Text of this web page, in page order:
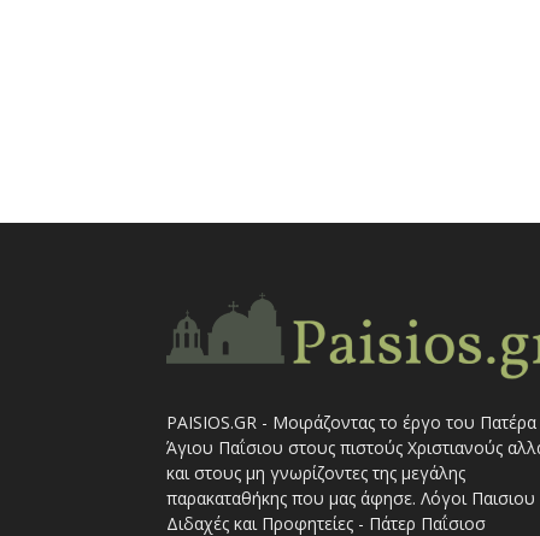
PAISIOS.GR - Μοιράζοντας το έργο του Πατέρα
Άγιου Παΐσιου στους πιστούς Χριστιανούς
και στους μη γνωρίζοντες της μεγάλης
παρακαταθήκης που μας άφησε. Λόγοι Παισιου
Διδαχές και Προφητείες - Πάτερ Παΐσιοσ